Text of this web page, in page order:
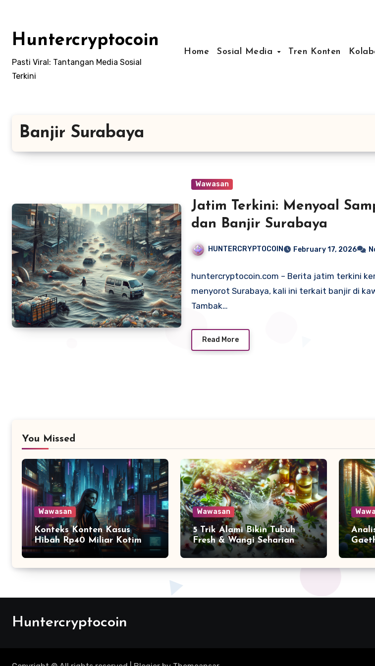
contentHuntercryptocoin
Pasti Viral: Tantangan Media Sosial
Terkini
Home Sosial Media Tren Konten
Banjir Surabaya
Wawasan
Jatim Terkini: Menyoal
dan Banjir Surabaya
HUNTERCRYPTOCOIN February 17, 2026
huntercryptocoin.com – Berita jatim terkini
menyorot Surabaya, kali ini terkait banjir di
Tambak…
Read More
You Missed
Wawasan
Konteks Konten Kasus
Hibah Rp40 Miliar Kotim
Wawasan
5 Trik Alami Bikin Tubuh
Fresh & Wangi Seharian
Huntercryptocoin